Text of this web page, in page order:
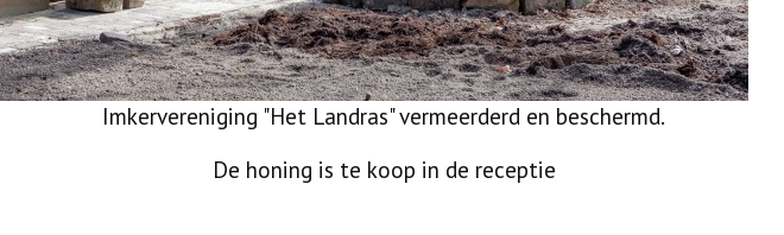
Imkervereniging "Het Landras" vermeerderd en beschermd.
De honing is te koop in de receptie